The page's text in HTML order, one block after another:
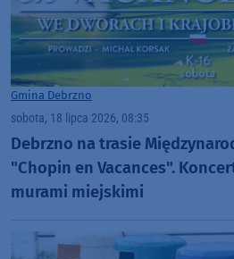
Gmina Debrzno
sobota, 18 lipca 2026, 08:35
Debrzno na trasie
"Chopin en Vacances".
murami miejskimi